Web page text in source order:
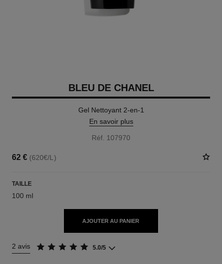
BLEU DE CHANEL
Gel Nettoyant 2-en-1
En savoir plus
Réf. 107970
62 € (620€/L)
TAILLE
100 ml
AJOUTER AU PANIER
2 avis 5.0/5